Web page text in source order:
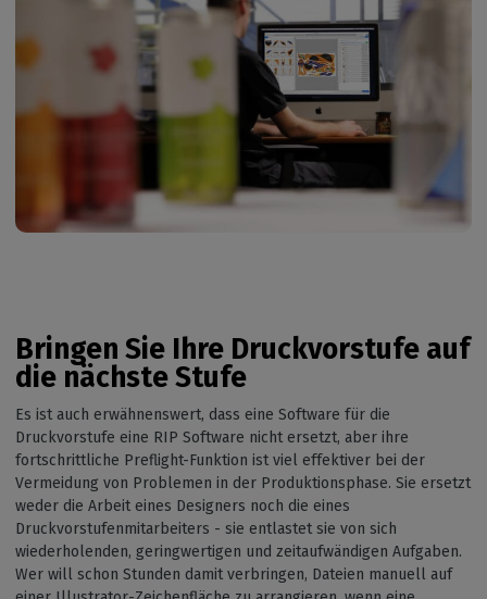
Bringen Sie Ihre Druckvorstufe auf
die nächste Stufe
Es ist auch erwähnenswert, dass eine Software für die
Druckvorstufe eine RIP Software nicht ersetzt, aber ihre
fortschrittliche Preflight-Funktion ist viel effektiver bei der
Vermeidung von Problemen in der Produktionsphase. Sie ersetzt
weder die Arbeit eines Designers noch die eines
Druckvorstufenmitarbeiters - sie entlastet sie von sich
wiederholenden, geringwertigen und zeitaufwändigen Aufgaben.
Wer will schon Stunden damit verbringen, Dateien manuell auf